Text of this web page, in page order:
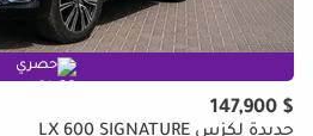
حصري
$ 147,900